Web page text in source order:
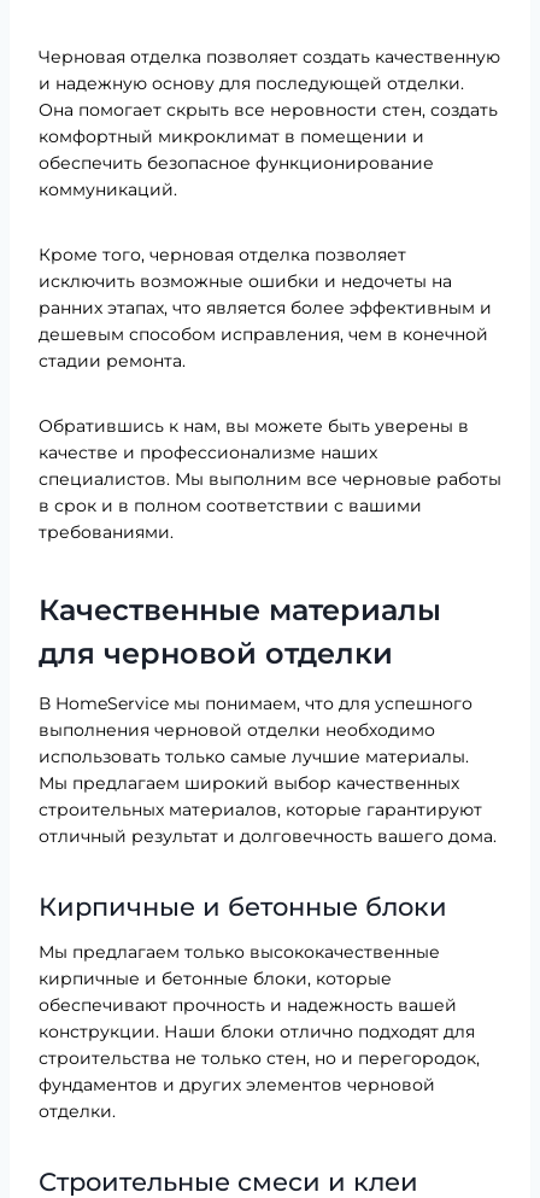
Черновая отделка позволяет создать качественную
и надежную основу для последующей отделки.
Она помогает скрыть все неровности стен, создать
комфортный микроклимат в помещении и
обеспечить безопасное функционирование
коммуникаций.
Кроме того, черновая отделка позволяет
исключить возможные ошибки и недочеты на
ранних этапах, что является более эффективным и
дешевым способом исправления, чем в конечной
стадии ремонта.
Обратившись к нам, вы можете быть уверены в
качестве и профессионализме наших
специалистов. Мы выполним все черновые работы
в срок и в полном соответствии с вашими
требованиями.
Качественные материалы
для черновой отделки
В HomeService мы понимаем, что для успешного
выполнения черновой отделки необходимо
использовать только самые лучшие материалы.
Мы предлагаем широкий выбор качественных
строительных материалов, которые гарантируют
отличный результат и долговечность вашего дома.
Кирпичные и бетонные блоки
Мы предлагаем только высококачественные
кирпичные и бетонные блоки, которые
обеспечивают прочность и надежность вашей
конструкции. Наши блоки отлично подходят для
строительства не только стен, но и перегородок,
фундаментов и других элементов черновой
отделки.
Строительные смеси и клеи